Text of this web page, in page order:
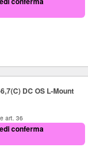
DC OS L-Mount
art. 36
conferma